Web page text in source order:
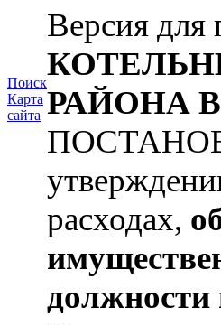
Поиск
Карта
сайта
Версия
РАЙОНА
расходах,